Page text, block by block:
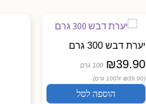
יערת דבש 300 גרם
₪39.90 100 גרם
(₪39.90 / ל100 גרם)
הוספה לסל